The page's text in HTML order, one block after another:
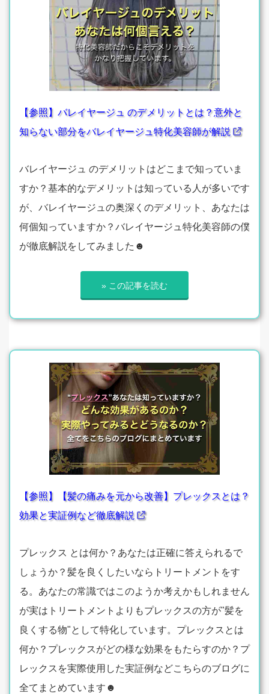
【参照】バレイヤージュ のデメリットとは？意外と
知らない部分をバレイヤージュ特化美容師が解説
バレイヤージュ のデメリットはどこまで知っていま
すか？基本的なデメリットは知っている人が多いです
が、バレイヤージュの奥深くのデメリット、あなたは
何個知っていますか？バレイヤージュ特化美容師の僕
が徹底解説をしてみました☻
» この記事を読む
【参照】【髪の痛みを元から改善】プレックスとは？
効果と実証例など徹底解説
プレックス とは何か？あなたは正確に答えられるで
しょうか？髪を良くしたいならトリートメントをす
る。あなたの常識ではこのようか考えかもしれません
が実はトリートメントよりもプレックスの方が"髪を
良くする物"として特化しています。プレックスとは
何か？プレックスがどの様な効果をもたらすのか？プ
レックスを実際使用した実証例などこちらのブログに
全てまとめています☻